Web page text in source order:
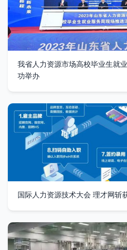
我省人力资源市场高校毕业生就
功举办
国际人力资源技术大会 理才网斩